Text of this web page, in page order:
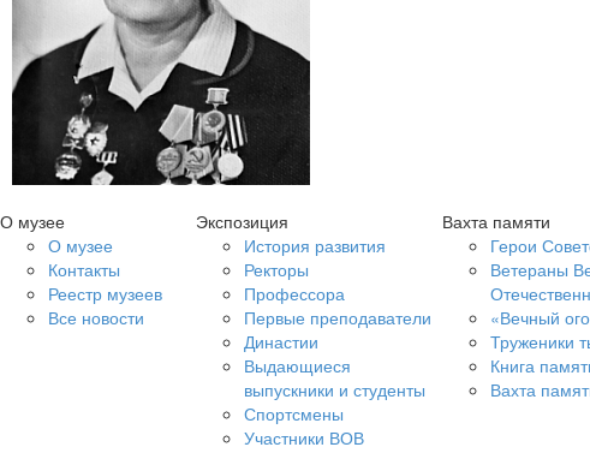
О музее
О музее
Контакты
Реестр музеев
Все новости
Экспозиция
История развития
Ректоры
Профессора
Первые преподаватели
Династии
Выдающиеся
выпускники и студенты
Спортсмены
Участники ВОВ
Вахта памяти
Герои
Ветераны
«Вечный
Труженики
Книга
Вахта